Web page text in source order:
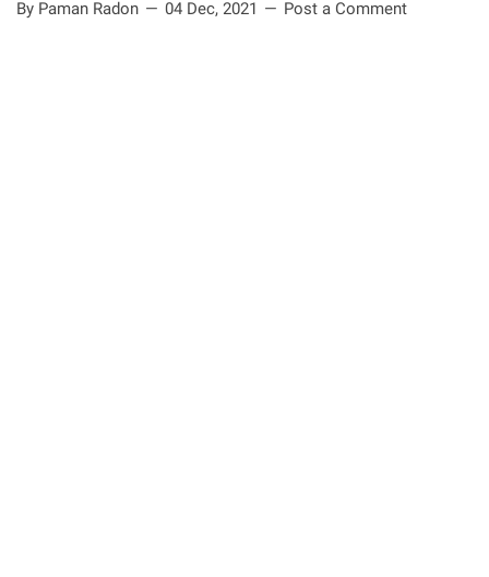
By Paman Radon 04 Dec, 2021 Post a Comment